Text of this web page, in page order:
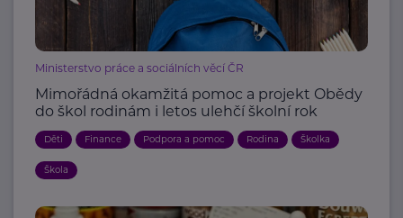
Ministerstvo práce a sociálních věcí ČR
Mimořádná okamžitá pomoc a projekt Obědy
do škol rodinám i letos ulehčí školní rok
Děti Finance Podpora a pomoc Rodina Školka
Škola